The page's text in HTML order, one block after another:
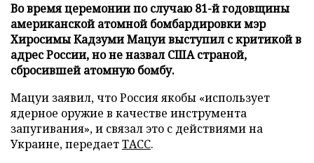
Во время церемонии по случаю 81-й годовщины
американской атомной бомбардировки мэр
Хиросимы Кадзуми Мацуи выступил с критикой в
адрес России, но не назвал США страной,
сбросившей атомную бомбу.
Мацуи заявил, что Россия якобы «использует
ядерное оружие в качестве инструмента
запугивания», и связал это с действиями на
Украине, передаетТАСС.